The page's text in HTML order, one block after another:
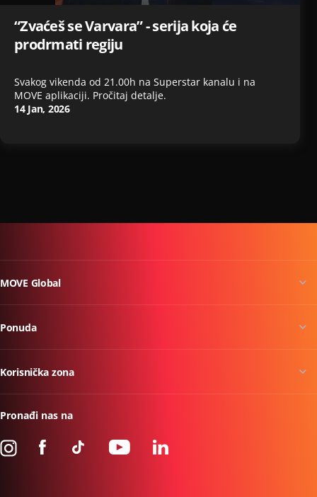
“Zvaćeš se Varvara” - serija koja će
prodrmati regiju
Svakog vikenda od 21.00h na Superstar kanalu i na
MOVE aplikaciji. Pročitaj detalje.
14 Jan, 2026
MOVE Global
Ponuda
Korisnička zona
Pronađi nas na